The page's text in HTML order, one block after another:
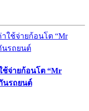
ช้จ่ายก้อนโต “Mr
นรถยนต์